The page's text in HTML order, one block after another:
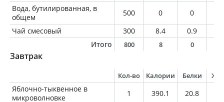
Вода, бутилированная, в
общем
500 0 0
Чай смесовый
300 8.4 0.9
Итого
800 8 0
Завтрак
Кол-во Калории Белки
Яблочно-тыквенное в
микроволновке
1 390.1 20.8